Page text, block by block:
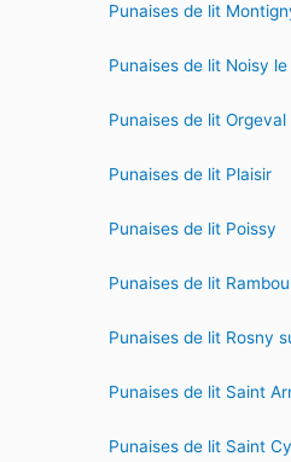
Punaises de lit
Punaises de lit Noisy le
Punaises de lit Orgeval
Punaises de lit Plaisir
Punaises de lit Poissy
Punaises de lit
Punaises de lit Rosny
Punaises de lit Saint
Punaises de lit Saint